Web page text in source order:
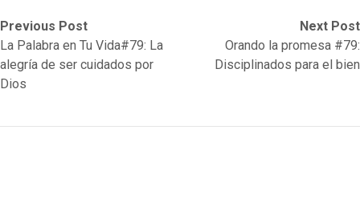
Post
navigation
Previous Post
Previous
post:
La Palabra en Tu Vida#79: La
alegría de ser cuidados por
Dios
Next Post
Next
post:
Orando la promesa #79:
Disciplinados para el bien